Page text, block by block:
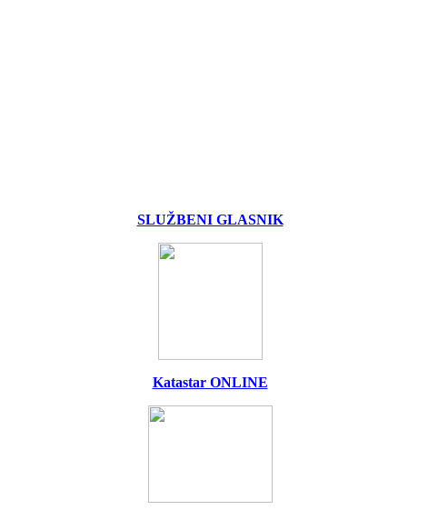
SLUŽBENI GLASNIK
Katastar ONLINE